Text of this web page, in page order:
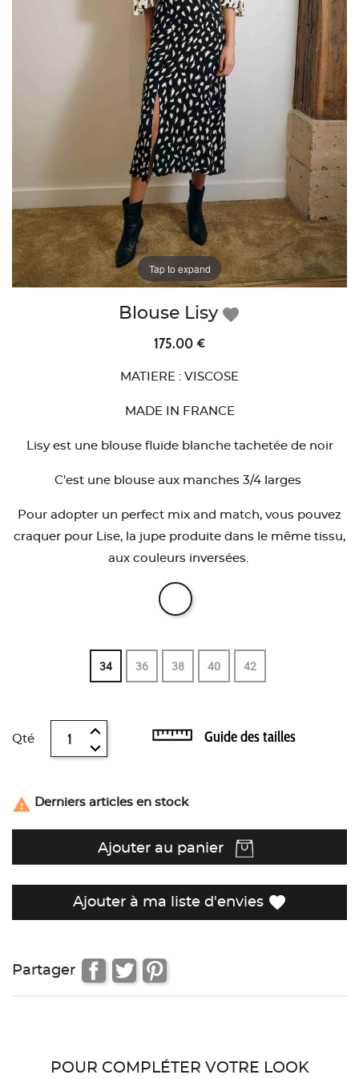
Tap to expand
Blouse Lisy favorite
175,00 €
MATIERE : VISCOSE
MADE IN FRANCE
Lisy est une blouse fluide blanche tachetée de noir
C'est une blouse aux manches 3/4 larges
Pour adopter un perfect mix and match, vous pouvez
craquer pour Lise, la jupe produite dans le même tissu,
aux couleurs inversées.
34 36 38 40 42
Qté Guide des tailles
 Derniers articles en stock
Ajouter au panier
Ajouter à ma liste d'envies favorite
Partager
POUR COMPLÉTER VOTRE LOOK